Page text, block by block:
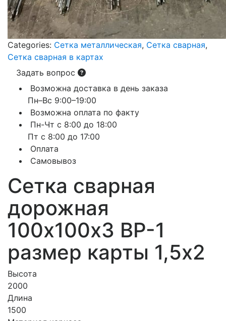
Categories: Сетка металлическая, Сетка сварная,
Сетка сварная в картах
Задать вопрос
Возможна доставка в день заказа
Пн–Вс 9:00–19:00
Возможна оплата по факту
Пн-Чт с 8:00 до 18:00
Пт с 8:00 до 17:00
Оплата
Самовывоз
Сетка сварная
дорожная
100х100х3 ВР-1
размер карты 1,5х2
Высота
2000
Длина
1500